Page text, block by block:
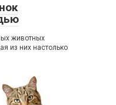
животных
из них настолько